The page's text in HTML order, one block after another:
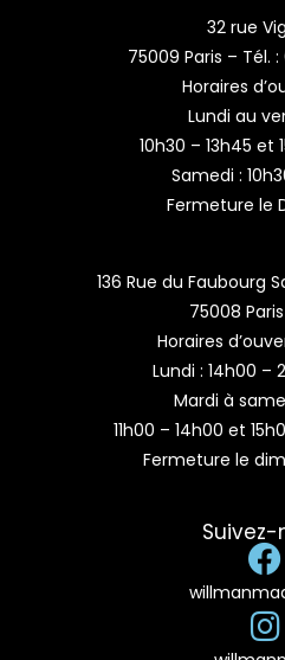
32 rue
75009 Paris – Tél.
Horaires
Lundi au
10h30 – 13h45 et
Samedi :
Fermeture le
136 Rue du Faubourg
75008 Paris
Horaires
Lundi : 14h00 –
Mardi à
11h00 – 14h00 et
Fermeture le
Suivez-